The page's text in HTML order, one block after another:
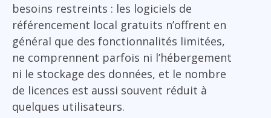
besoins restreints : les logiciels de
référencement local gratuits n’offrent en
général que des fonctionnalités limitées,
ne comprennent parfois ni l’hébergement
ni le stockage des données, et le nombre
de licences est aussi souvent réduit à
quelques utilisateurs.